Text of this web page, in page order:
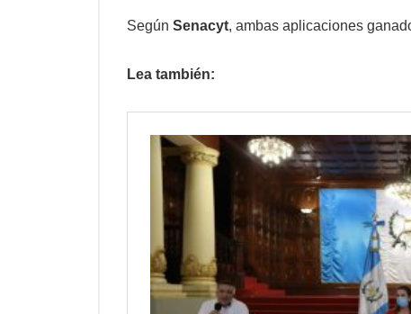
Según Senacyt, ambas aplicaciones
Lea también: